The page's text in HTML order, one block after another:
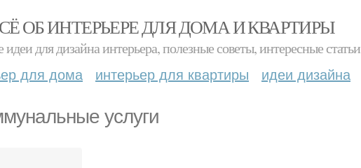
ОБ ИНТЕРЬЕРЕ ДЛЯ ДОМА И КВАРТИРЫ
для дизайна интерьера, полезные советы, интересные статьи
для дома интерьер для квартиры идеи дизайна
услуги